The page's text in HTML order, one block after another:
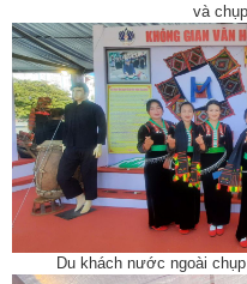
và
Du khách nước ngoài